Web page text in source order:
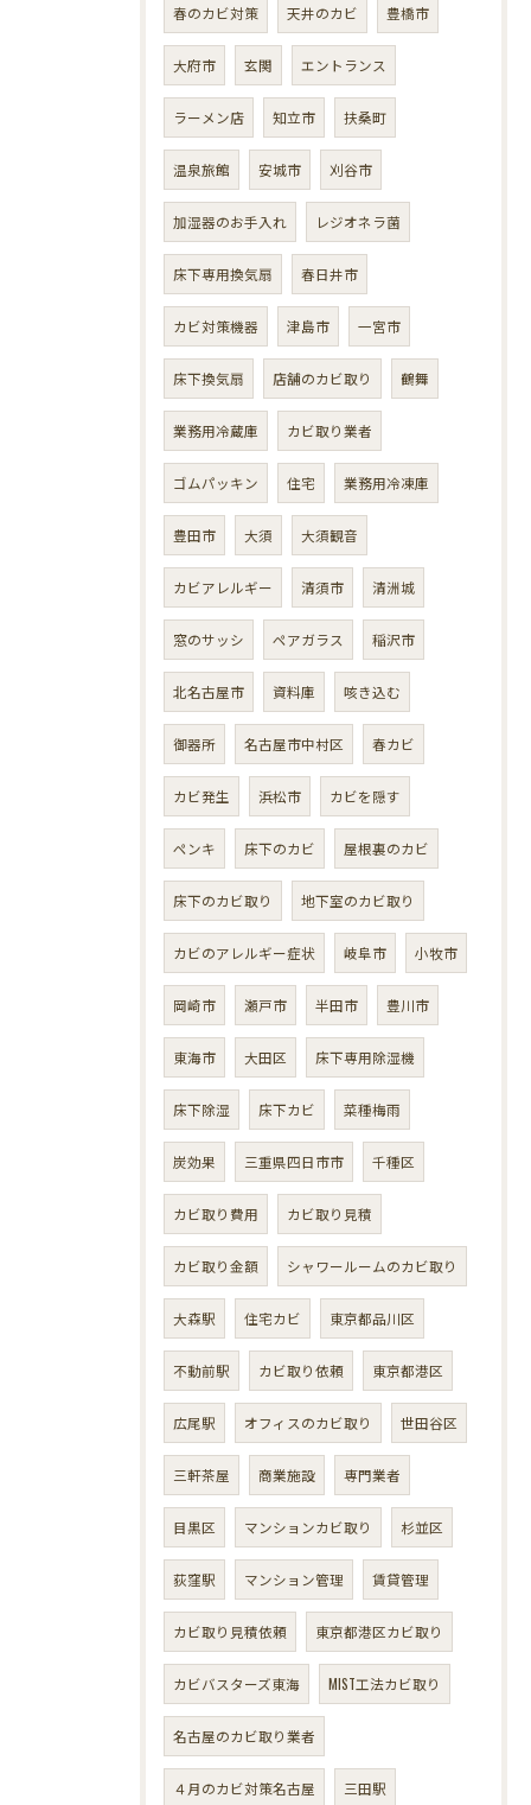
春のカビ対策 天井のカビ 豊橋市
大府市 玄関 エントランス
ラーメン店 知立市 扶桑町
温泉旅館 安城市 刈谷市
加湿器のお手入れ レジオネラ菌
床下専用換気扇 春日井市
カビ対策機器 津島市 一宮市
床下換気扇 店舗のカビ取り 鶴舞
業務用冷蔵庫 カビ取り業者
ゴムパッキン 住宅 業務用冷凍庫
豊田市 大須 大須観音
カビアレルギー 清須市 清洲城
窓のサッシ ペアガラス 稲沢市
北名古屋市 資料庫 咳き込む
御器所 名古屋市中村区 春カビ
カビ発生 浜松市 カビを隠す
ペンキ 床下のカビ 屋根裏のカビ
床下のカビ取り 地下室のカビ取り
カビのアレルギー症状 岐阜市 小牧市
岡崎市 瀬戸市 半田市 豊川市
東海市 大田区 床下専用除湿機
床下除湿 床下カビ 菜種梅雨
炭効果 三重県四日市市 千種区
カビ取り費用 カビ取り見積
カビ取り金額 シャワールームのカビ取り
大森駅 住宅カビ 東京都品川区
不動前駅 カビ取り依頼 東京都港区
広尾駅 オフィスのカビ取り 世田谷区
三軒茶屋 商業施設 専門業者
目黒区 マンションカビ取り 杉並区
荻窪駅 マンション管理 賃貸管理
カビ取り見積依頼 東京都港区カビ取り
カビバスターズ東海 MIST工法カビ取り
名古屋のカビ取り業者
４月のカビ対策名古屋 三田駅